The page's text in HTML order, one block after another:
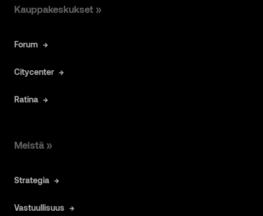
Kauppakeskukset »
Forum
Citycenter
Ratina
Meistä »
Strategia
Vastuullisuus